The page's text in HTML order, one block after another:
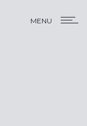
MENU